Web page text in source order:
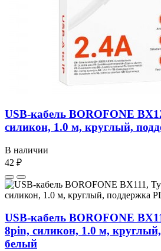
USB-кабель BOROFONE
силикон, 1.0 м, круглый,
В наличии
42 ₽
USB-кабель BOROFONE
8pin, силикон, 1.0 м,
белый